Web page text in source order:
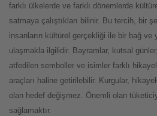
farklı ülkelerde ve farklı dönemlerde
satmaya çalıştıkları bilinir. Bu tercih, bir
insanların kültürel gerçekliği ile bir bağ ve
ulaşmakla ilgilidir. Bayramlar, kutsal
atfedilen semboller ve isimler farklı
araçları haline getirilebilir. Kurgular,
olan hedef değişmez. Önemli olan
sağlamaktır.